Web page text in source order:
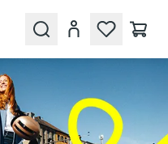
SearchKonto